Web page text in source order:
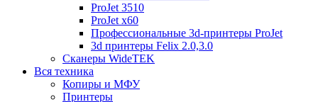
ProJet 3510
ProJet x60
Профессиональные 3d-принтеры ProJet
3d принтеры Felix 2.0,3.0
Сканеры WideTEK
Вся техника
Копиры и МФУ
Принтеры